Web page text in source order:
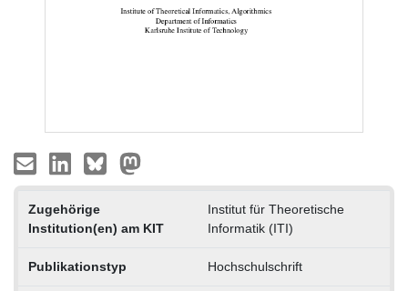
Zugehörige
Institution(en) am KIT
Institut für Theoretische
Informatik (ITI)
Publikationstyp Hochschulschrift